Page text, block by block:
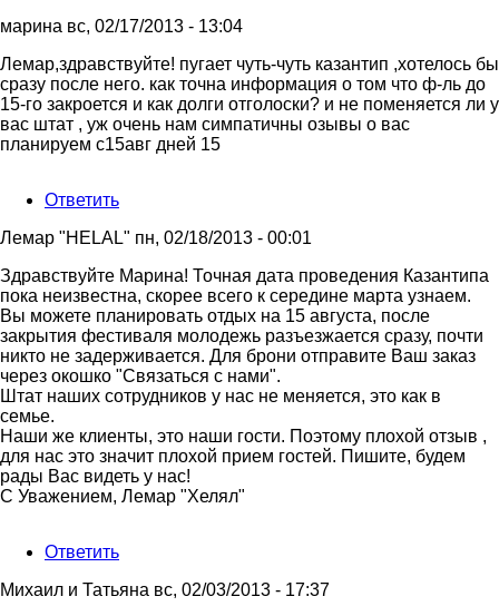
марина вс, 02/17/2013 - 13:04
Лемар,здравствуйте! пугает чуть-чуть казантип ,хотелось бы
сразу после него. как точна информация о том что ф-ль до
15-го закроется и как долги отголоски? и не поменяется ли у
вас штат , уж очень нам симпатичны озывы о вас
планируем с15авг дней 15
Ответить
Лемар "HELAL" пн, 02/18/2013 - 00:01
Ответ
на
Лемар,здравствуйте!
пугает
от
марина
Здравствуйте Марина! Точная дата проведения Казантипа
пока неизвестна, скорее всего к середине марта узнаем.
Вы можете планировать отдых на 15 августа, после
закрытия фестиваля молодежь разъезжается сразу, почти
никто не задерживается. Для брони отправите Ваш заказ
через окошко "Связаться с нами".
Штат наших сотрудников у нас не меняется, это как в
семье.
Наши же клиенты, это наши гости. Поэтому плохой отзыв ,
для нас это значит плохой прием гостей. Пишите, будем
рады Вас видеть у нас!
С Уважением, Лемар "Хелял"
Ответить
Михаил и Татьяна вс, 02/03/2013 - 17:37